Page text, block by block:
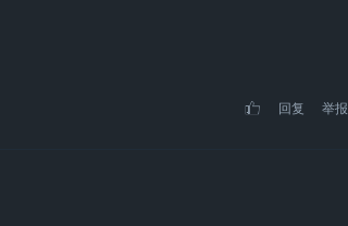
回复 举报